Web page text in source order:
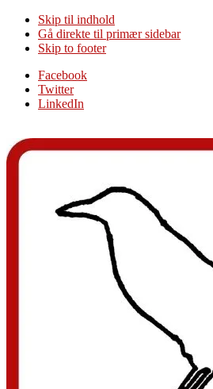
Skip til indhold
Gå direkte til primær sidebar
Skip to footer
Additional
menu
Facebook
Twitter
LinkedIn